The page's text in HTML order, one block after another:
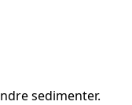
sedimenter.